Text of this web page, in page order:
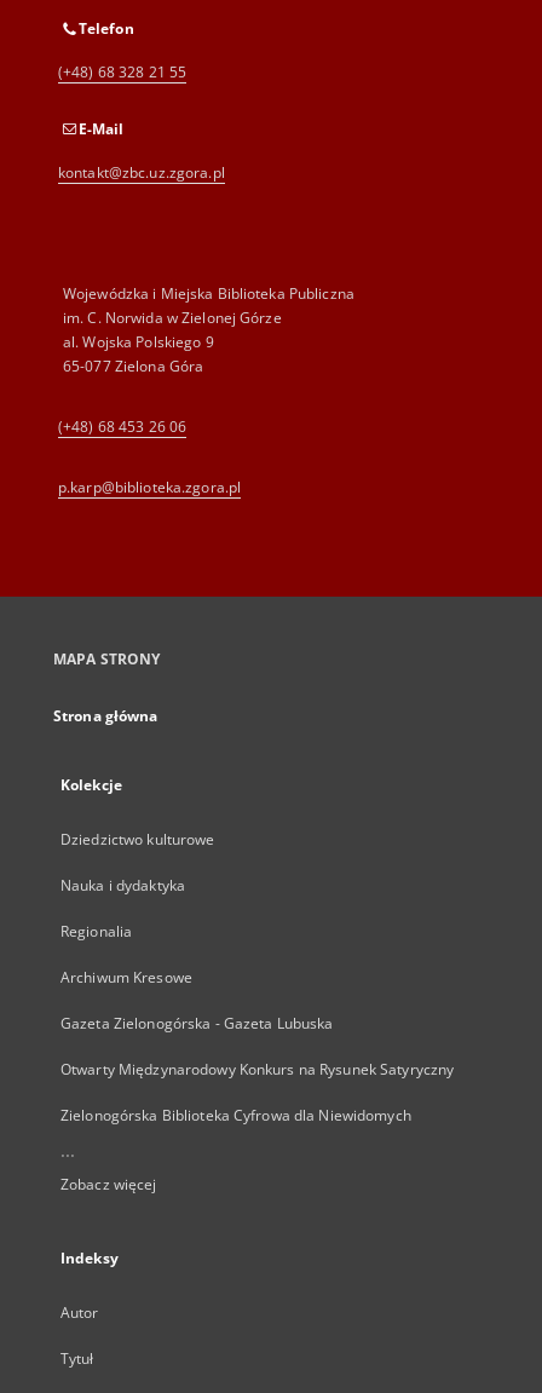
Telefon
(+48) 68 328 21 55
E-Mail
kontakt@zbc.uz.zgora.pl
Wojewódzka i Miejska Biblioteka Publiczna
im. C. Norwida w Zielonej Górze
al. Wojska Polskiego 9
65-077 Zielona Góra
(+48) 68 453 26 06
p.karp@biblioteka.zgora.pl
MAPA STRONY
Strona główna
Kolekcje
Dziedzictwo kulturowe
Nauka i dydaktyka
Regionalia
Archiwum Kresowe
Gazeta Zielonogórska - Gazeta Lubuska
Otwarty Międzynarodowy Konkurs na Rysunek Satyryczny
Zielonogórska Biblioteka Cyfrowa dla Niewidomych
...
Zobacz więcej
Indeksy
Autor
Tytuł